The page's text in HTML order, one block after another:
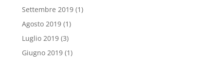
Settembre 2019(1)
Agosto 2019(1)
Luglio 2019(3)
Giugno 2019(1)